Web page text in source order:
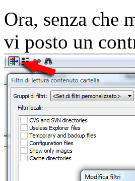
Ora, senza che
vi posto un